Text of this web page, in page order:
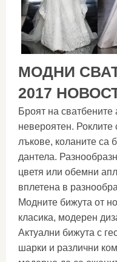
МОДНИ
2017
Броят на сватбените
невероятен. Роклите
лъкове, коланите са
дантела.
цветя или обемни
вплетена в
Модните бижута от
класика, модерен
Актуални бижута с
шарки и различни